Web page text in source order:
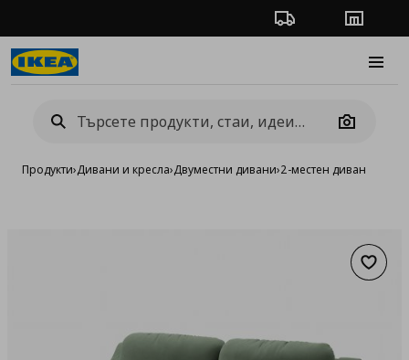
Проследяване на
Camera
Продукти›Дивани и кресла›Двуместни дивани›2-местен диван